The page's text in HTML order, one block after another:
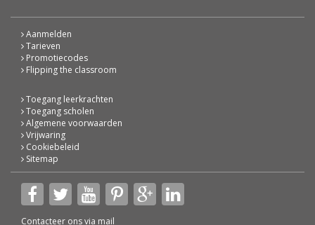
Aanmelden
Tarieven
Promotiecodes
Flipping the classroom
Toegang leerkrachten
Toegang scholen
Algemene voorwaarden
Vrijwaring
Cookiebeleid
Sitemap
Contacteer ons via mail